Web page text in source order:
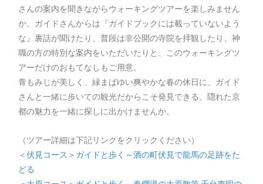
さんの案内を聞きながらウォーキングツアーを楽しみません
か。ガイドさんからは『ガイドブックには載っていないよう
な』裏話が聞けたり、普段は非公開の寺院を拝観したり、神
職の方の特別な案内をいただいたりと、このウォーキングツ
アーだけのおもてなしもご用意。
青もみじが美しく、緑まばゆい爽やかな春の休日に、ガイド
さんと一緒に歩いての観光だからこそ発見できる、隠れた京
都の魅力を一緒に探しに出かけませんか。
（ツアー詳細は下記リンクをクリックください）
＜伏見コース＞ガイドと歩く～酒の町伏見で龍馬の足跡をた
どる